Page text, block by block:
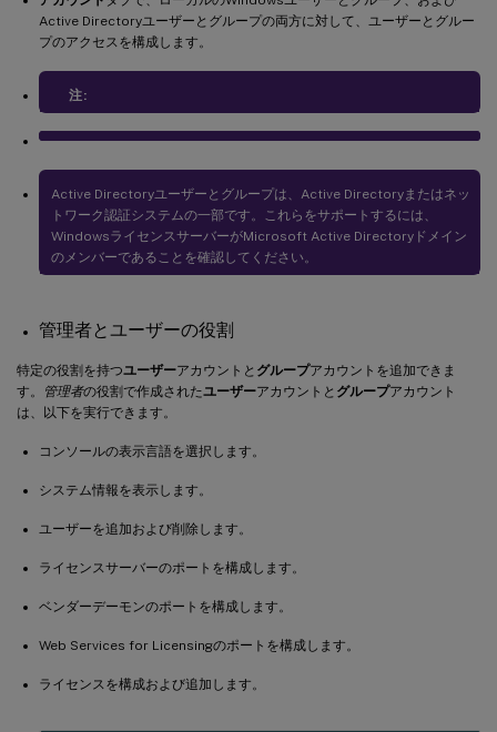
Active Directoryユーザーとグループの両方に対して、ユーザーとグルー
プのアクセスを構成します。
注:
Active Directoryユーザーとグループは、Active Directoryまたはネッ
トワーク認証システムの一部です。これらをサポートするには、
WindowsライセンスサーバーがMicrosoft Active Directoryドメイン
のメンバーであることを確認してください。
管理者とユーザーの役割
特定の役割を持つユーザーアカウントと グループアカウントを追加できま
す。
管理者の役割で作成されたユーザーアカウントと グループアカウント
は、以下を実行できます。
コンソールの表示言語を選択します。
システム情報を表示します。
ユーザーを追加および削除します。
ライセンスサーバーのポートを構成します。
ベンダーデーモンのポートを構成します。
Web Services for Licensingのポートを構成します。
ライセンスを構成および追加します。